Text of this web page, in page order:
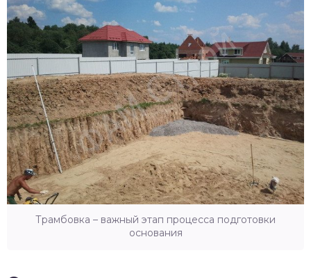
Трамбовка – важный этап процесса подготовки
основания